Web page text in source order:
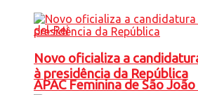
APAC Feminina de São
Novo oficializa a
à presidência da República